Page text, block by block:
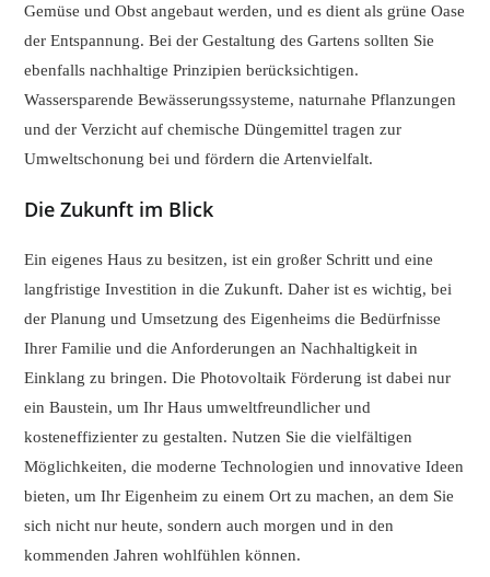
Gemüse und Obst angebaut werden, und es dient als grüne Oase
der Entspannung. Bei der Gestaltung des Gartens sollten Sie
ebenfalls nachhaltige Prinzipien berücksichtigen.
Wassersparende Bewässerungssysteme, naturnahe Pflanzungen
und der Verzicht auf chemische Düngemittel tragen zur
Umweltschonung bei und fördern die Artenvielfalt.
Die Zukunft im Blick
Ein eigenes Haus zu besitzen, ist ein großer Schritt und eine
langfristige Investition in die Zukunft. Daher ist es wichtig, bei
der Planung und Umsetzung des Eigenheims die Bedürfnisse
Ihrer Familie und die Anforderungen an Nachhaltigkeit in
Einklang zu bringen. Die Photovoltaik Förderung ist dabei nur
ein Baustein, um Ihr Haus umweltfreundlicher und
kosteneffizienter zu gestalten. Nutzen Sie die vielfältigen
Möglichkeiten, die moderne Technologien und innovative Ideen
bieten, um Ihr Eigenheim zu einem Ort zu machen, an dem Sie
sich nicht nur heute, sondern auch morgen und in den
kommenden Jahren wohlfühlen können.